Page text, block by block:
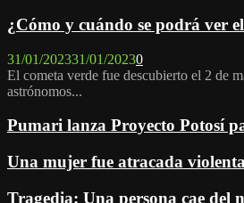
¿Cómo y cuándo se podrá ver
31/01/202331/01/20230
El cometa verde fue descubierto el 2 de
astrónomos...
Pumari lanza Proyecto Potosí
Una mujer fue atracada
Tragedia: Una persona cae del